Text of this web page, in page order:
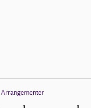
Arrangementer